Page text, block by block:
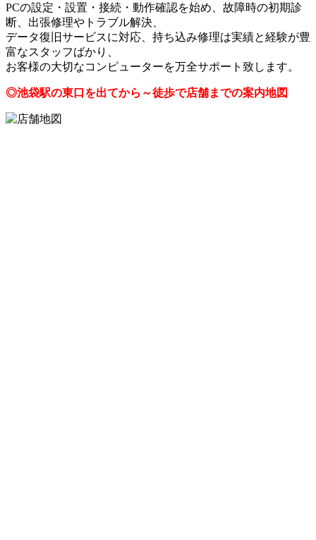
PCの設定・設置・接続・動作確認を始め、故障時の初期診
断、出張修理やトラブル解決、
データ復旧サービスに対応、持ち込み修理は実績と経験が豊
富なスタッフばかり、
お客様の大切なコンピューターを万全サポート致します。
◎池袋駅の東口を出てから～徒歩で店舗までの案内地図